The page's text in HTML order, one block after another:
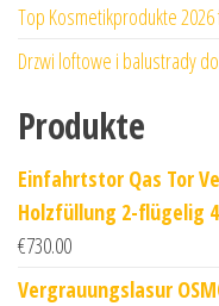
Top Kosmetikprodukte
Drzwi loftowe i balustrady
Produkte
Einfahrtstor Qas Tor
Holzfüllung 2-flügelig
€730.00
Vergrauungslasur